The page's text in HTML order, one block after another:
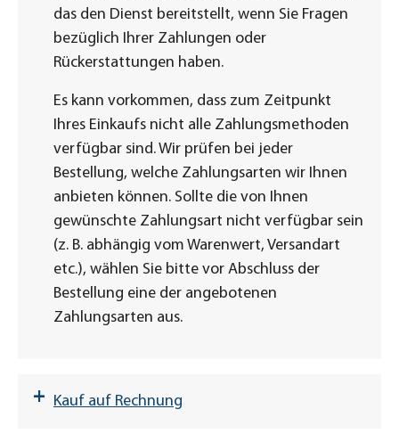
das den Dienst bereitstellt, wenn Sie Fragen
bezüglich Ihrer Zahlungen oder
Rückerstattungen haben.
Es kann vorkommen, dass zum Zeitpunkt
Ihres Einkaufs nicht alle Zahlungsmethoden
verfügbar sind. Wir prüfen bei jeder
Bestellung, welche Zahlungsarten wir Ihnen
anbieten können. Sollte die von Ihnen
gewünschte Zahlungsart nicht verfügbar sein
(z. B. abhängig vom Warenwert, Versandart
etc.), wählen Sie bitte vor Abschluss der
Bestellung eine der angebotenen
Zahlungsarten aus.
+ Kauf auf Rechnung